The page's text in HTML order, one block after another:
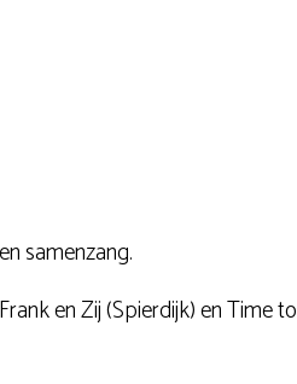
samenzang.
en Zij (Spierdijk) en Time to